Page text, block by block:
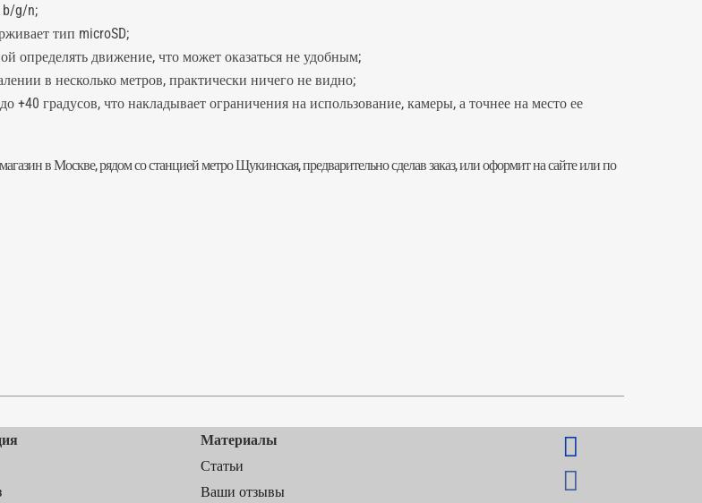
b/g/n;
тип microSD;
определять движение, что может оказаться не удобным;
в несколько метров, практически ничего не видно;
градусов, что накладывает ограничения на использование, камеры, а точнее на место ее
в Москве, рядом со станцией метро Щукинская, предварительно сделав заказ, или оформит на сайте или по
Материалы
Статьи
Ваши отзывы